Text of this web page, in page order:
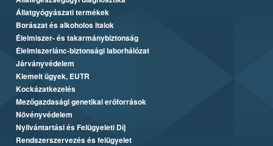
Állatgyógyászati termékek
Borászat és alkoholos italok
Élelmiszer- és takarmánybiztonság
Élelmiszerlánc-biztonsági laborhálózat
Járványvédelem
Kiemelt ügyek, EUTR
Kockázatkezelés
Mezőgazdasági genetikai erőforrások
Növényvédelem
Nyilvántartási és Felügyeleti Díj
Rendszerszervezés és felügyelet